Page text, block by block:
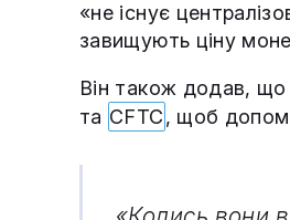
«не існує
завищують ціну
Він також додав, що
та CFTC, щоб